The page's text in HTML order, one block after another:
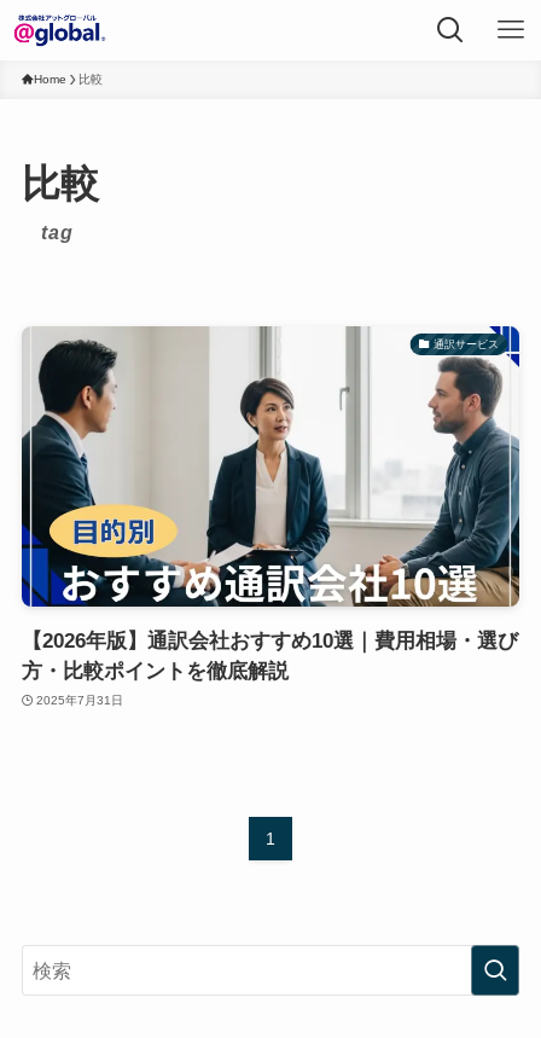
Home 比較
比較
tag
通訳サービス
【2026年版】通訳会社おすすめ10選｜費用相場・選び
方・比較ポイントを徹底解説
2025年7月31日
1